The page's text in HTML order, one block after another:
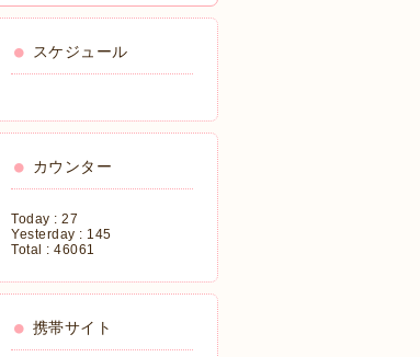
スケジュール
カウンター
Today : 27
Yesterday : 145
Total : 46061
携帯サイト